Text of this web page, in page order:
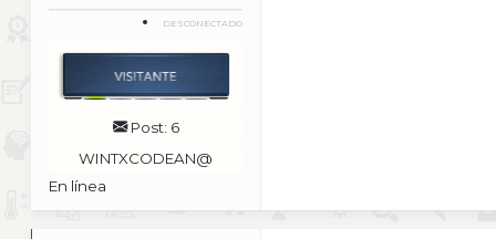
DESCONECTADO
Post: 6
WINTXCODEAN@
En línea